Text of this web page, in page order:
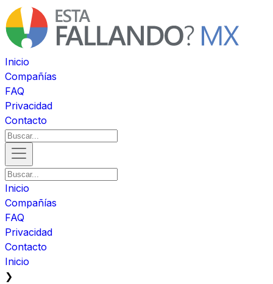
Inicio
Compañías
FAQ
Privacidad
Contacto
Inicio
Compañías
FAQ
Privacidad
Contacto
Inicio
❯